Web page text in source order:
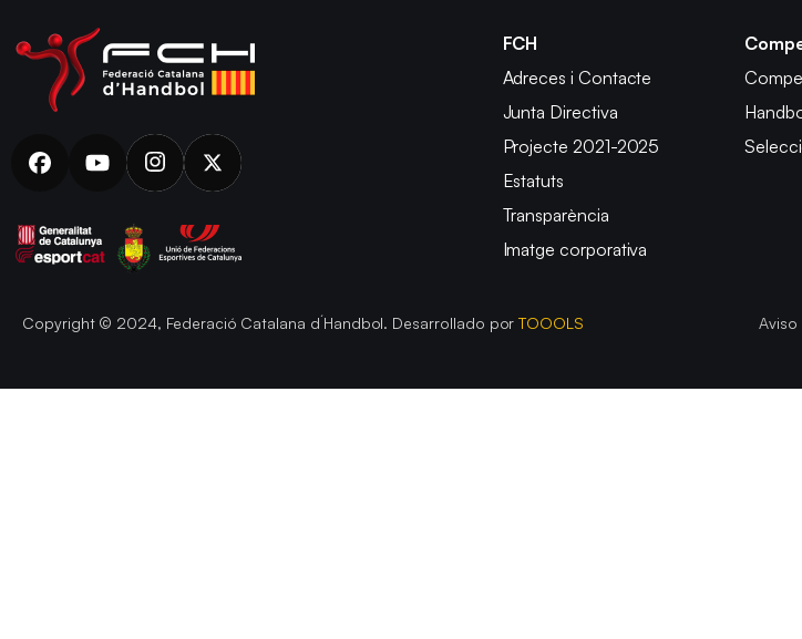
FCH
Adreces i Contacte
Junta Directiva
Projecte 2021-2025
Estatuts
Transparència
Imatge corporativa
Copyright © 2024, Federació Catalana d´Handbol. Desarrollado porTOOOLS Aviso